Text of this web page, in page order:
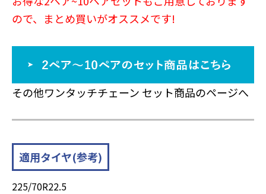
ので、まとめ買いがオススメです!
その他ワンタッチチェーン セット商品のページへ
適用タイヤ(参考)
225/70R22.5